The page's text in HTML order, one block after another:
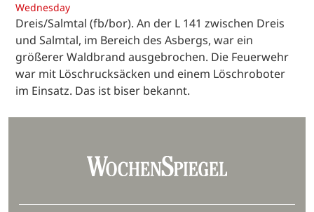
Wednesday
Dreis/Salmtal (fb/bor). An der L 141 zwischen Dreis
und Salmtal, im Bereich des Asbergs, war ein
größerer Waldbrand ausgebrochen. Die Feuerwehr
war mit Löschrucksäcken und einem Löschroboter
im Einsatz. Das ist biser bekannt.